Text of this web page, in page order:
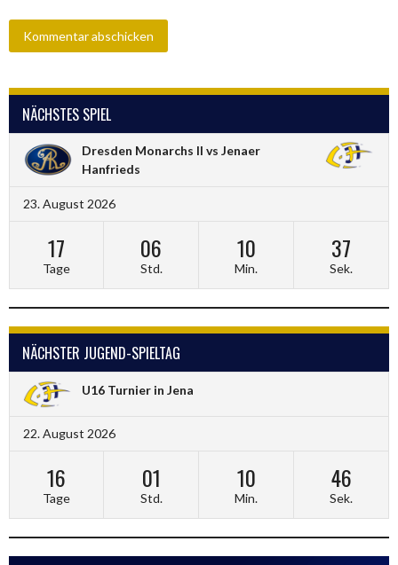
NÄCHSTES SPIEL
Dresden Monarchs II vs Jenaer
Hanfrieds
23. August 2026
17
Tage
06
Std.
10
Min.
36
Sek.
NÄCHSTER JUGEND-SPIELTAG
U16 Turnier in Jena
22. August 2026
16
Tage
01
Std.
10
Min.
45
Sek.